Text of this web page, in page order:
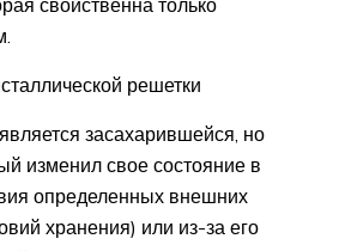
решетки
засахарившейся, но
изменил свое состояние в
определенных внешних
хранения) или из-за его